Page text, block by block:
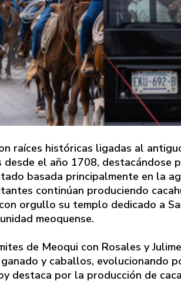
raíces históricas ligadas al
el año 1708, destacándose
basada principalmente en la
continúan produciendo
orgullo su templo dedicado a
meoquense.
de Meoqui con Rosales y
y caballos, evolucionando
destaca por la producción de